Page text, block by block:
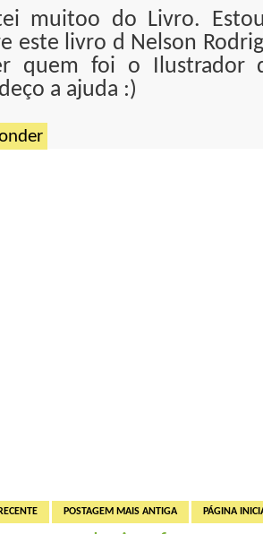
muitoo do Livro.
este livro d Nelson
quem foi o Ilustrador
a ajuda :)
POSTAGEM MAIS ANTIGA PÁGINA